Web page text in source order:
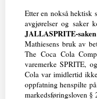
Etter en nokså hektisk
avgjørelser og saker
JALLASPRITE-saken
Mathiesens bruk av
The Coca Cola
varemerke SPRITE,
Cola var imidlertid
oppfatning henspilte
markedsføringsloven §